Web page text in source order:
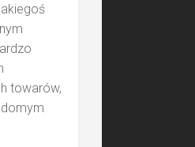
towarów,